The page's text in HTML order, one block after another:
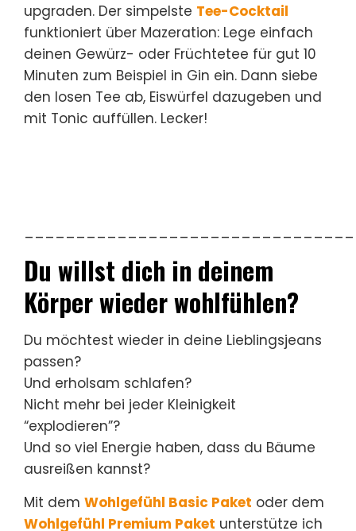
upgraden. Der simpelste Tee-Cocktail
funktioniert über Mazeration: Lege einfach
deinen Gewürz- oder Früchtetee für gut 10
Minuten zum Beispiel in Gin ein. Dann siebe
den losen Tee ab, Eiswürfel dazugeben und
mit Tonic auffüllen. Lecker!
Du willst dich in deinem
Körper wieder wohlfühlen?
Du möchtest wieder in deine Lieblingsjeans
passen?
Und erholsam schlafen?
Nicht mehr bei jeder Kleinigkeit
“explodieren”?
Und so viel Energie haben, dass du Bäume
ausreißen kannst?
Mit dem Wohlgefühl Basic Paket oder dem
Wohlgefühl Premium Paket unterstütze ich